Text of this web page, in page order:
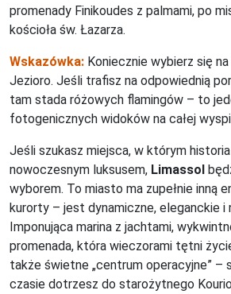
promenady Finikoudes z palmami, po
kościoła św. Łazarza.
Wskazówka: Koniecznie wybierz się
Jezioro. Jeśli trafisz na odpowiednią
tam stada różowych flamingów – to
fotogenicznych widoków na całej
Jeśli szukasz miejsca, w którym
nowoczesnym luksusem, Limassol
wyborem. To miasto ma zupełnie inną
kurorty – jest dynamiczne, eleganckie
Imponująca marina z jachtami,
promenada, która wieczorami tętni
także świetne „centrum operacyjne” –
czasie dotrzesz do starożytnego